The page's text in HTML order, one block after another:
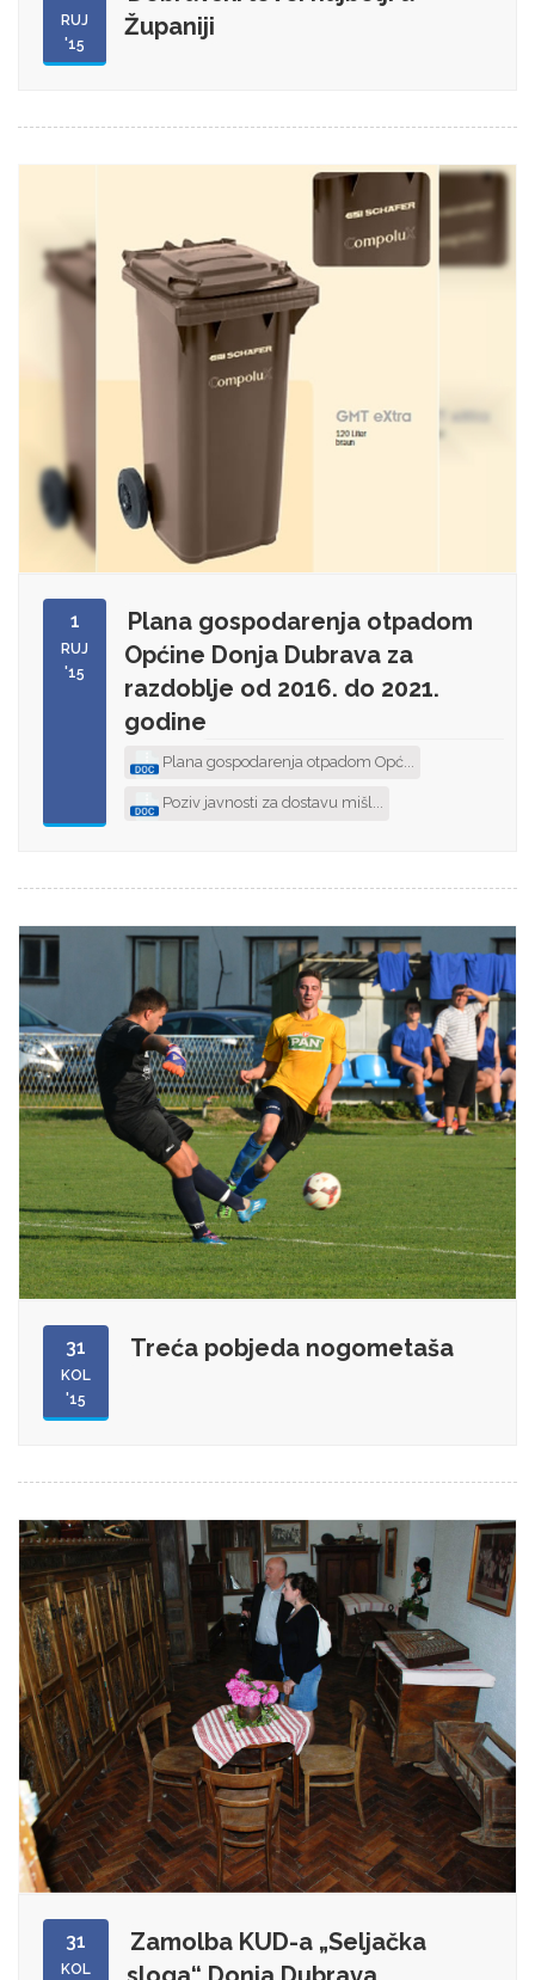
RUJ
'15
Županiji
1
RUJ
'15
Plana gospodarenja otpadom
Općine Donja Dubrava za
razdoblje od 2016. do 2021.
godine
Plana gospodarenja otpadom Opć...
Poziv javnosti za dostavu mišl...
31
KOL
'15
Treća pobjeda nogometaša
31
KOL
Zamolba KUD-a „Seljačka